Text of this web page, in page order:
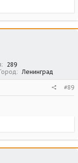
289
Ленинград
#89